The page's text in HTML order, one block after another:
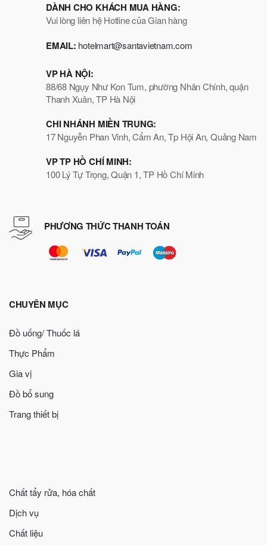
DÀNH CHO KHÁCH MUA HÀNG:
Vui lòng liên hệ Hotline của Gian hàng
EMAIL: hotelmart@santavietnam.com
VP HÀ NỘI:
88/68 Ngụy Như Kon Tum, phường Nhân Chính, quận
Thanh Xuân, TP Hà Nội
CHI NHÁNH MIỀN TRUNG:
17 Nguyễn Phan Vinh, Cẩm An, Tp Hội An, Quảng Nam
VP TP HỒ CHÍ MINH:
100 Lý Tự Trọng, Quận 1, TP Hồ Chí Minh
PHƯƠNG THỨC THANH TOÁN
CHUYÊN MỤC
Đồ uống/ Thuốc lá
Thực Phẩm
Gia vị
Đồ bổ sung
Trang thiết bị
Chất tẩy rửa, hóa chất
Dịch vụ
Chất liệu